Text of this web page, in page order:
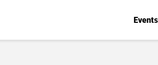
Events